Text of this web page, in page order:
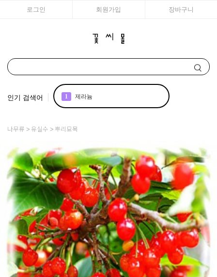
로그인 회원가입 장바구니
인기 검색어 1 제라늄
4 리갈
5 모종
6 접시꽃
7 어린모종 국화
8 비올라
나무류 유실수 뿌리묘목